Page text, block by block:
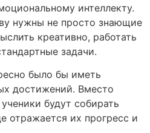
интеллекту.
нужны не просто знающие
креативно, работать
задачи.
было бы иметь
достижений. Вместо
будут собирать
отражается их прогресс и